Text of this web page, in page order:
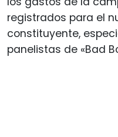
registrados para el
constituyente,
panelistas de «Bad